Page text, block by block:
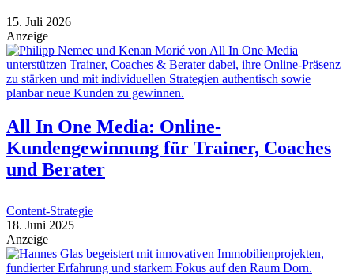
15. Juli 2026
Anzeige
All In One Media: Online-
Kundengewinnung für Trainer, Coaches
und Berater
Content-Strategie
18. Juni 2025
Anzeige